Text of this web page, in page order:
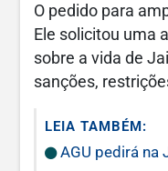
O pedido para
Ele solicitou uma
sobre a vida de
sanções,
LEIA TAMBÉM:
AGU pedirá na